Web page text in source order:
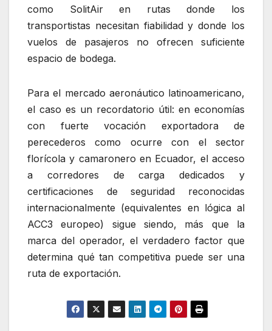
como SolitAir en rutas donde los
transportistas necesitan fiabilidad y donde los
vuelos de pasajeros no ofrecen suficiente
espacio de bodega.
Para el mercado aeronáutico latinoamericano,
el caso es un recordatorio útil: en economías
con fuerte vocación exportadora de
perecederos como ocurre con el sector
florícola y camaronero en Ecuador, el acceso
a corredores de carga dedicados y
certificaciones de seguridad reconocidas
internacionalmente (equivalentes en lógica al
ACC3 europeo) sigue siendo, más que la
marca del operador, el verdadero factor que
determina qué tan competitiva puede ser una
ruta de exportación.